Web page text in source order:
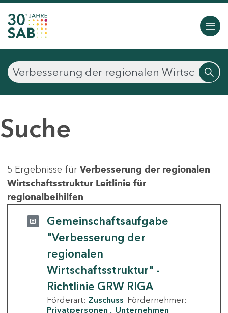
Suche
5 Ergebnisse für Verbesserung der regionalen
Wirtschaftsstruktur Leitlinie für
regionalbeihilfen
Gemeinschaftsaufgabe
"Verbesserung der
regionalen
Wirtschaftsstruktur" -
Richtlinie GRW RIGA
Förderart: Zuschuss Fördernehmer:
Privatpersonen
Unternehmen